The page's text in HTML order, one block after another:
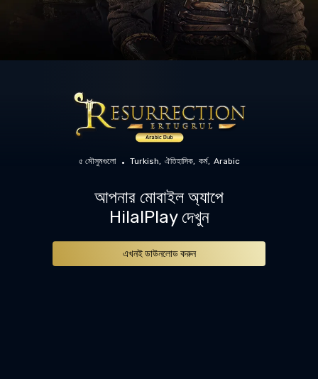
৫ মৌসুমগুলো Turkish ঐতিহাসিক কর্ম Arabic
আপনার মোবাইল অ্যাপে
HilalPlay দেখুন
এখনই ডাউনলোড করুন